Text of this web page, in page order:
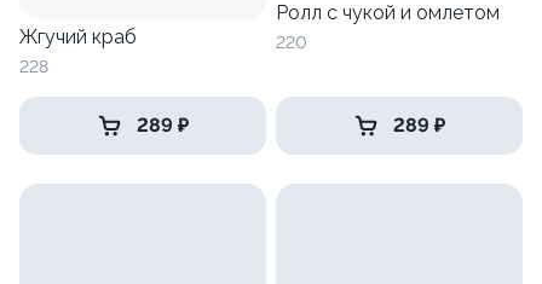
Жгучий краб
228
289 ₽
Ролл с чукой и омлетом
220
289 ₽